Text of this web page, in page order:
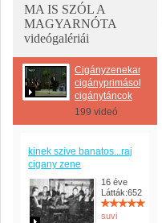
MA IS SZÓL A
MAGYARNÓTA
videógalériái
Cigányzenekarok-
cigányprimások-
cigánytáncok
199 videó
kinek szive banatos...raj
cigany zene
16 éve
Látták:652
suvi